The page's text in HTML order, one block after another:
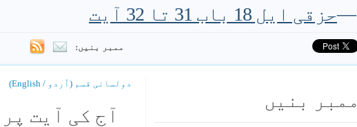
—حزقی ایل 18 باب 31 تا 32 آیت
ممبر بنیں:
دولسانی قسم (اُردو / English)
آج کی آیت پر
ممبر بنیں